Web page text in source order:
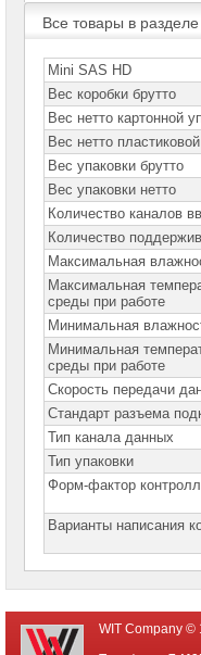
Серверы
Brand
Пассивное
сетевое
оборудование
Активное
сетевое
оборудование
СХД
системы
хранения
данных
Компоненты
компьютеров
Компоненты
серверов
Серверные
платформы
Серверные
материнские
платы
Серверные
процессоры
Все товары в
Mini SAS HD
Вес коробки брутто
Вес нетто картонной
Вес нетто
Вес упаковки брутто
Вес упаковки нетто
Количество каналов
Количество
Максимальная
Максимальная
среды при работе
Минимальная
Минимальная
среды при работе
Скорость передачи
Стандарт разъема
Тип канала данных
Тип упаковки
Форм-фактор
Варианты написания
WIT Company ©